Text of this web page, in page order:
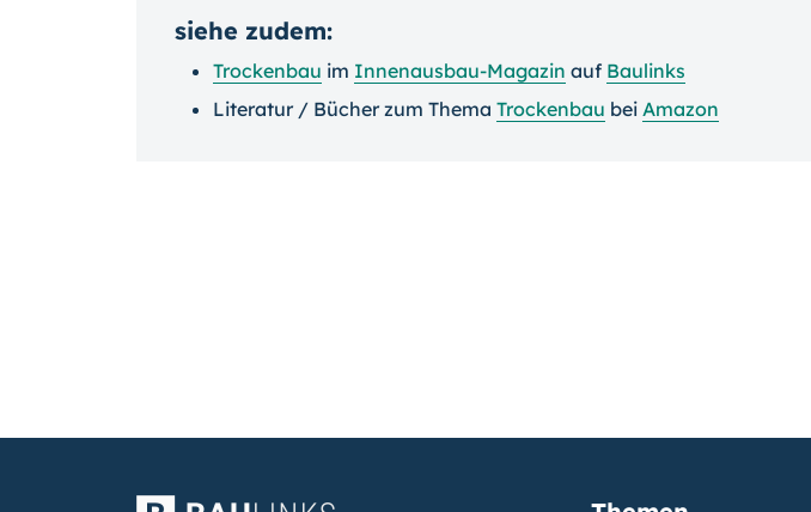
siehe zudem:
Trockenbau im Innenausbau-Magazin auf Baulinks
Literatur / Bücher zum Thema Trockenbau bei Amazon